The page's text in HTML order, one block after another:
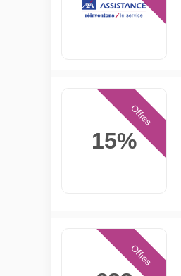
15%
Offres
Offres